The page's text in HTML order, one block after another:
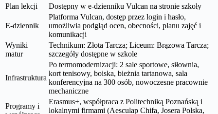
Plan lekcji
Dostępny w e-dzienniku Vulcan na stronie szkoły
E-dziennik
Platforma Vulcan, dostęp przez login i hasło,
umożliwia podgląd ocen, obecności, planu zajęć i
komunikacji
Wyniki
matur
Technikum: Złota Tarcza; Liceum: Brązowa Tarcza;
szczegóły dostępne w szkole
Infrastruktura
Po termomodernizacji: 2 sale sportowe, siłownia,
kort tenisowy, boiska, bieżnia tartanowa, sala
konferencyjna na 300 osób, nowoczesne pracownie
mechaniczne
Programy i
Erasmus+, współpraca z Politechniką Poznańską i
lokalnymi firmami (Aesculap Chifa, Josera Polska,